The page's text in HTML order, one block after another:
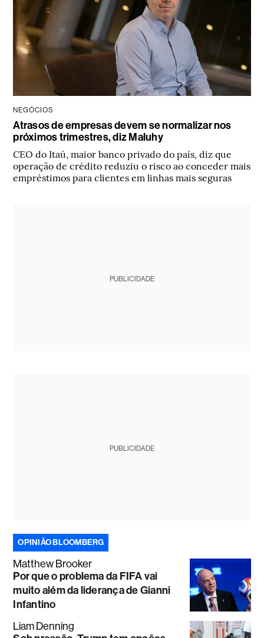
NEGÓCIOS
Atrasos de empresas devem se normalizar nos
próximos trimestres, diz Maluhy
CEO do Itaú, maior banco privado do país, diz que
operação de crédito reduziu o risco ao conceder mais
empréstimos para clientes em linhas mais seguras
PUBLICIDADE
PUBLICIDADE
OPINIÃO BLOOMBERG
Matthew Brooker
Por que o problema da FIFA vai
muito além da liderança de Gianni
Infantino
Liam Denning